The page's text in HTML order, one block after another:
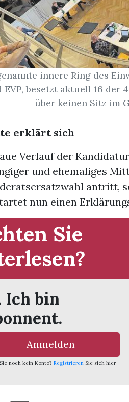
innere Ring des
EVP, besetzt aktuell 16 der
über keinen Sitz im
erklärt sich
Verlauf der
und ehemaliges
antritt,
nun einen
Sie
Ich bin
Anmelden
noch kein Konto? Registrieren Sie sich hier